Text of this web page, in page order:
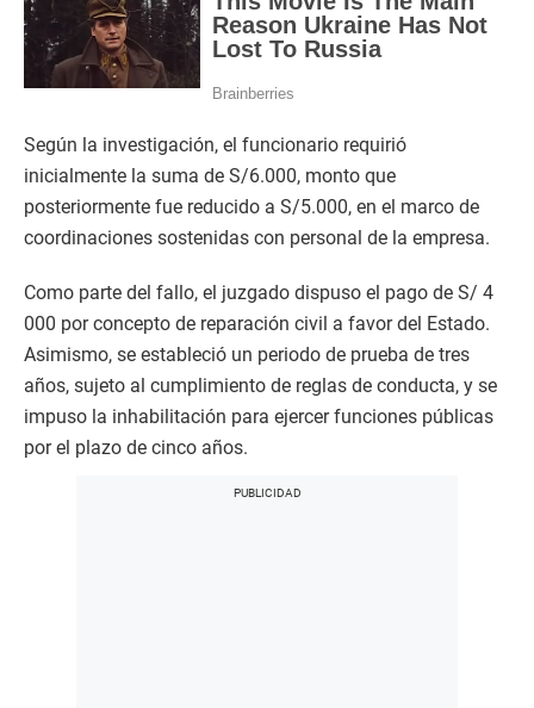
Según la investigación, el funcionario requirió
inicialmente la suma de S/6.000, monto que
posteriormente fue reducido a S/5.000, en el marco de
coordinaciones sostenidas con personal de la empresa.
Como parte del fallo, el juzgado dispuso el pago de S/ 4
000 por concepto de reparación civil a favor del Estado.
Asimismo, se estableció un periodo de prueba de tres
años, sujeto al cumplimiento de reglas de conducta, y se
impuso la inhabilitación para ejercer funciones públicas
por el plazo de cinco años.